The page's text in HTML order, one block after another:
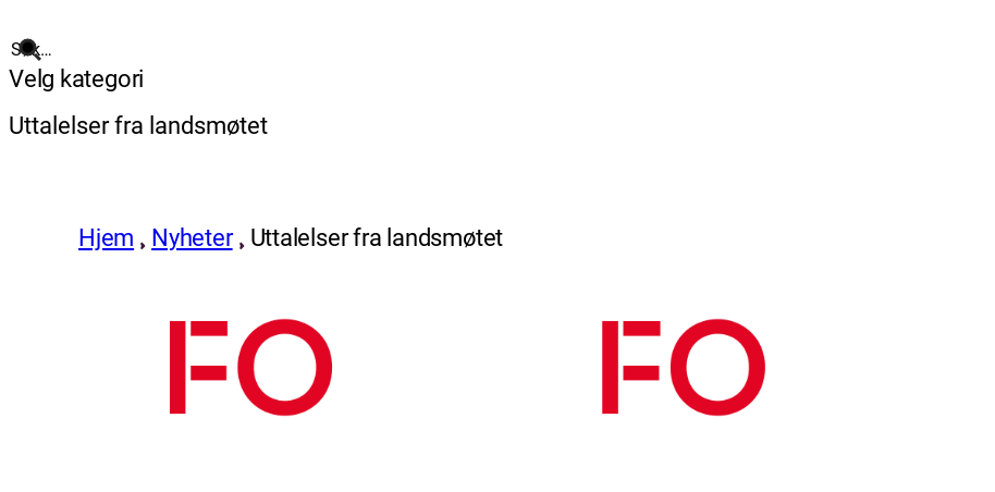
Søk
Velg kategori
Uttalelser fra landsmøtet
Hjem Nyheter Uttalelser fra landsmøtet